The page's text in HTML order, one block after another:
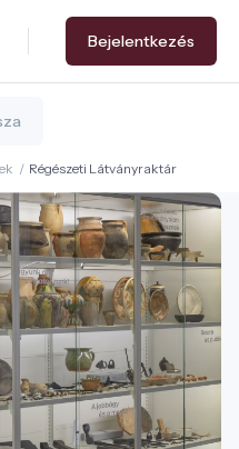
Bejelentkezés
/ Régészeti Látványraktár